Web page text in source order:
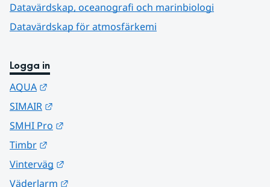
Datavärdskap, oceanografi och marinbiologi
Datavärdskap för atmosfärkemi
Logga in
AQUA
SIMAIR
SMHI Pro
Timbr
Vinterväg
Väderlarm